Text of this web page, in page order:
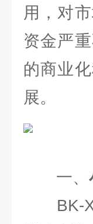
用，对
资金严
的商业
展。
一、
BK-